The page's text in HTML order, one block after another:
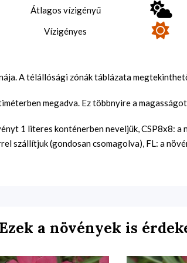
Átlagos vízigényű
Vízigényes
A télállósági zónák táblázata
megadva. Ez többnyire a
1 literes konténerben neveljük, CSP8x8: a
szállítjuk (gondosan csomagolva), FL: a
Ezek a növények is